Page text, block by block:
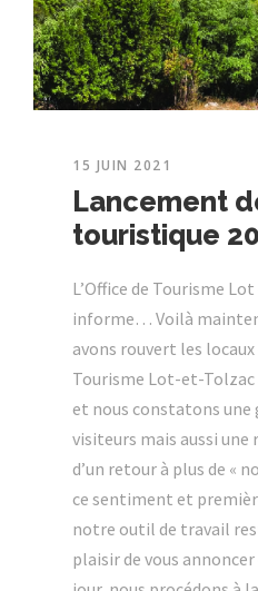
15 JUIN 2021
Lancement
touristique
L’Office de Tourisme
informe… Voilà
avons rouvert les locaux
Tourisme Lot-et-Tolzac
et nous constatons une
visiteurs mais aussi
d’un retour à plus de «
ce sentiment et
notre outil de travail
plaisir de vous annoncer